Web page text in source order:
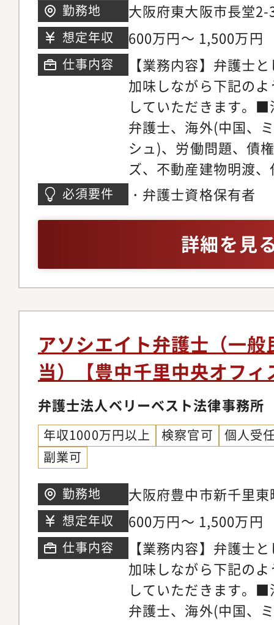
事務所では業務支援
研修実施やオフィス
おります。領域が広
領域についてミスマ
やかなサポート体制
リアステップについ
い分野の仕事に触れ
関心の高い分野で専
だきます。ゆくゆく
戦しつつ後輩弁護士
だきます。経験を積
師や、メディアへの
き、短期間で弁護士
事ができる環境です
マーケティング・営
事務所では各専門チ
の段階から弁護士が
います。マーケティ
助けを借りながら、
きるかを弁護士が主
た、顧客獲得の見込
ロージングの段階で
をお願いしている為
着けることが可能で
ネスモデルでの実務
事務所の中には、価
り、実績が少なく専
朗会計とクライアン
ブルな料金体系を構
ニーズに応じ、今後
以上に大きく切り込
ます。【サポート制
事務所では業務支援
研修実施やオフィス
おります。領域が広
領域についてミスマ
やかなサポート体制
リアステップについ
い分野の仕事に触れ
勤務地
大阪府東大阪市長堂
※希望考慮の上決定し
想定年収 600万円～ 1,500万円
仕事内容
【業務内容】弁護士
加味しながら下記の
していただきます。
弁護士、海外(中国、
シュ)、労働問題、債
ズ、不動産建物明渡
件、不動産・法人登
務、コーポレートガ
チャー法務、IPO法
件、紛争案件、知的
テイメント、国際取
個人のお客様向け交
金請求、離婚問題、
産相続、労働問題、
外国人のビザ申請【
の】◆幅広い分野/豊
ているパラリーガル
士が多くの案件に専
き、短期間で弁護士
事ができる環境です
マーケティング・営
事務所では各専門チ
の段階から弁護士が
います。マーケティ
必須要件 ・弁護士資格保有者
詳細を見
アソシエイト弁護士（一
当）【豊中千里中央オフィ
弁護士法人ベリーベスト法律事務所
年収1000万円以上 検察官可
個人受
副業可
勤務地
大阪府豊中市新千里
ル千里中央ビル5階※
想定年収 600万円～ 1,500万円
仕事内容
【業務内容】弁護士
加味しながら下記の
していただきます。
弁護士、海外(中国、